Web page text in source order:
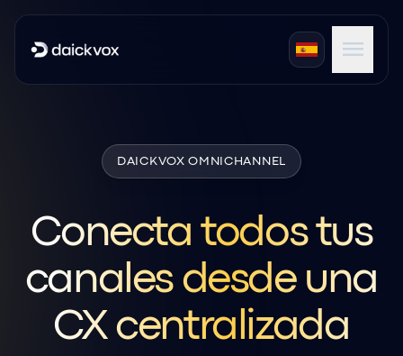
menu
IndustriasDAICKVOX OMNICHANNEL
Conecta todos tus
canales desde una
CX centralizada